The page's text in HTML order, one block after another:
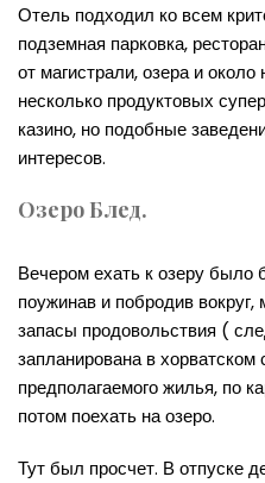
Отель подходил ко всем
подземная парковка,
от магистрали, озера и
несколько продуктовых
казино, но подобные
интересов.
Озеро Блед.
Вечером ехать к озеру
поужинав и побродив
запасы продовольствия (
запланирована в хорватском
предполагаемого жилья, по
потом поехать на озеро.
Тут был просчет. В отпуске